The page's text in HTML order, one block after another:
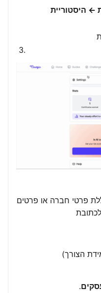
← היסטוריית
פרטי חברה או פרטים
הצורך)
.